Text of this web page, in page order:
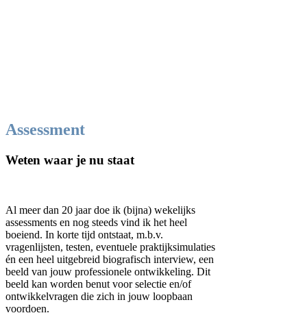
Assessment
Weten waar je nu staat
Al meer dan 20 jaar doe ik (bijna) wekelijks
assessments en nog steeds vind ik het heel
boeiend. In korte tijd ontstaat, m.b.v.
vragenlijsten, testen, eventuele praktijksimulaties
én een heel uitgebreid biografisch interview, een
beeld van jouw professionele ontwikkeling. Dit
beeld kan worden benut voor selectie en/of
ontwikkelvragen die zich in jouw loopbaan
voordoen.